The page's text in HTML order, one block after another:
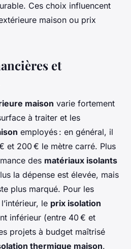
Ces choix influencent
maison ou prix
et
maison varie fortement
à traiter et les
employés : en général, il
et 200 € le mètre carré. Plus
des matériaux isolants
la dépense est élevée, mais
plus marqué. Pour les
le prix isolation
inférieur (entre 40 € et
projets à budget maîtrisé
thermique maison.